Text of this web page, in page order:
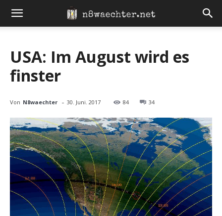
USA: Im August wird es
finster
Von N8waechter - 30. Juni. 2017 84 34